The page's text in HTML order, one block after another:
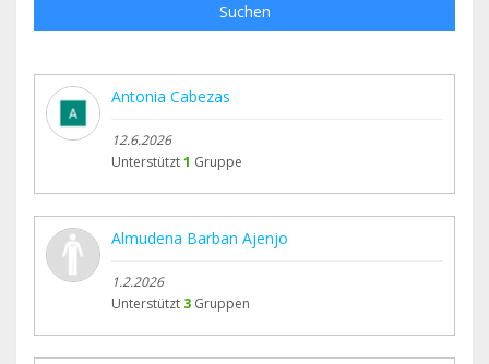
Suchen
Antonia Cabezas
12.6.2026
Unterstützt1 Gruppe
Almudena Barban Ajenjo
1.2.2026
Unterstützt 3 Gruppen